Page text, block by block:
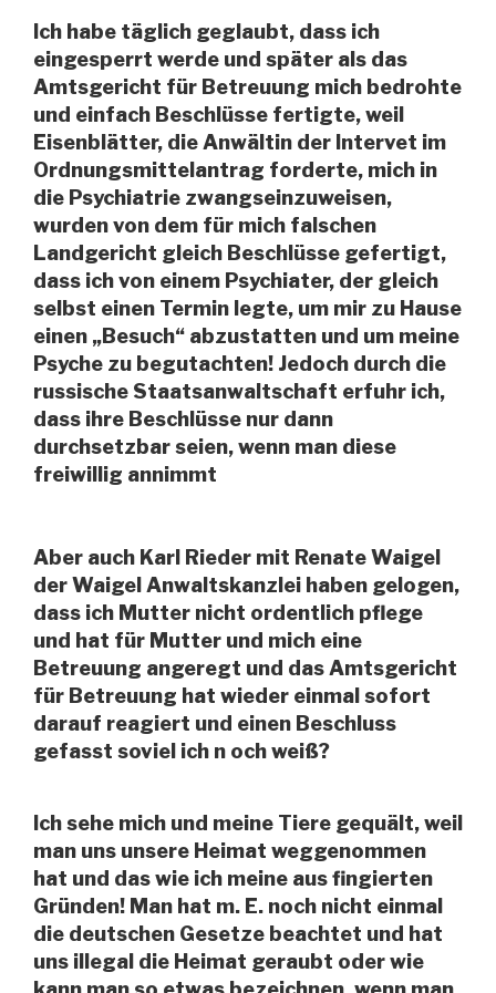
Ich habe täglich geglaubt, dass ich
eingesperrt werde und später als das
Amtsgericht für Betreuung mich bedrohte
und einfach Beschlüsse fertigte, weil
Eisenblätter, die Anwältin der Intervet im
Ordnungsmittelantrag forderte, mich in
die Psychiatrie zwangseinzuweisen,
wurden von dem für mich falschen
Landgericht gleich Beschlüsse gefertigt,
dass ich von einem Psychiater, der gleich
selbst einen Termin legte, um mir zu Hause
einen „Besuch“ abzustatten und um meine
Psyche zu begutachten! Jedoch durch die
russische Staatsanwaltschaft erfuhr ich,
dass ihre Beschlüsse nur dann
durchsetzbar seien, wenn man diese
freiwillig annimmt
Aber auch Karl Rieder mit Renate Waigel
der Waigel Anwaltskanzlei haben gelogen,
dass ich Mutter nicht ordentlich pflege
und hat für Mutter und mich eine
Betreuung angeregt und das Amtsgericht
für Betreuung hat wieder einmal sofort
darauf reagiert und einen Beschluss
gefasst soviel ich n och weiß?
Ich sehe mich und meine Tiere gequält, weil
man uns unsere Heimat weggenommen
hat und das wie ich meine aus fingierten
Gründen! Man hat m. E. noch nicht einmal
die deutschen Gesetze beachtet und hat
uns illegal die Heimat geraubt oder wie